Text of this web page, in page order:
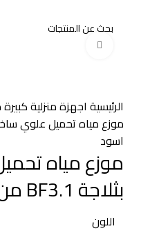
الرئيسية اجهزة منزلية كبيرة
اسود
موزع مياه
بثلاجة BF3.1 من كولدير – اسود
اللون